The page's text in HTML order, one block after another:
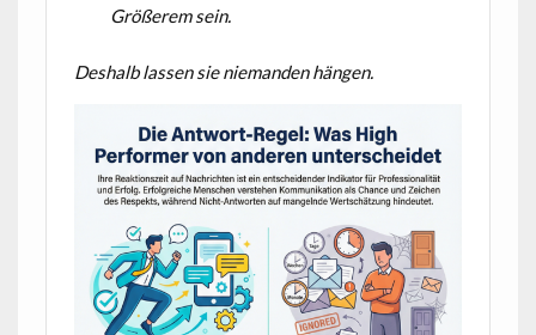
Größerem sein.
Deshalb lassen sie niemanden hängen.